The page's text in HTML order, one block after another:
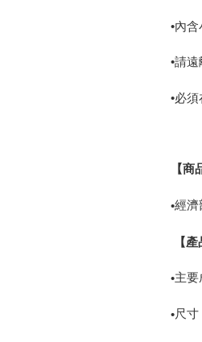
•內
•請
•必
【
•經濟
【
•主要
•尺寸